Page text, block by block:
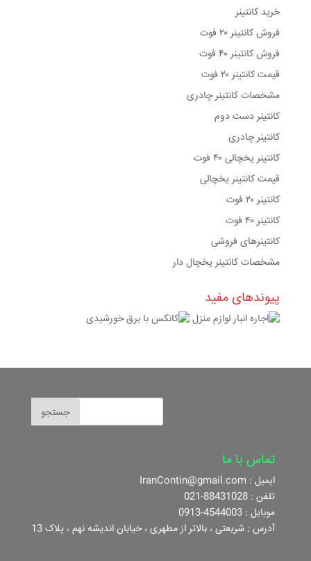
خرید کانتینر
فروش کانتینر ۲۰ فوت
فروش کانتینر ۴۰ فوت
قیمت کانتینر ۲۰ فوت
مشخصات کانتینر چادری
کانتینر دست دوم
کانتینر چادری
کانتینر یخچالی ۴۰ فوت
قیمت کانتینر یخچالی
کانتینر ۲۰ فوت
کانتینر ۴۰ فوت
کانتینرهای فروشی
مشخصات کانتینر یخچال دار
پیوندهای مفید
تماس با ما
ایمیل : IranContin@gmail.com
تلفن : 88431028-021
موبایل : 4544003-0913
آدرس : شریعتی ، بالاتر از مطهری ، خیابان اندیشه نهم ، پلاک 13